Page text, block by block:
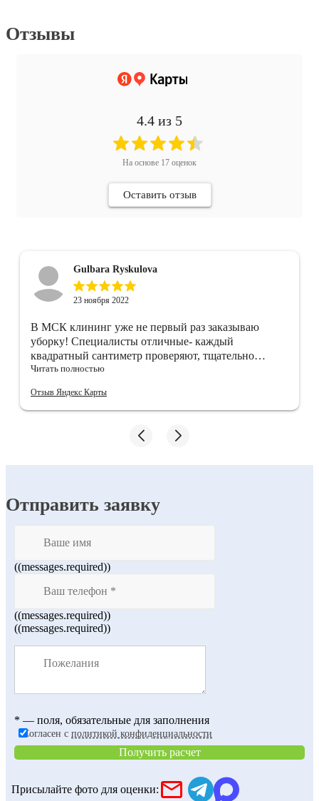
Отзывы
4.4 из 5
На основе 17 оценок
Оставить отзыв
Gulbara Ryskulova
23 ноября 2022
В МСК клининг уже не первый раз заказываю
уборку! Специалисты отличные- каждый
квадратный сантиметр проверяют, тщательно
убирают)) после них квартира ещё неделю пахнет
Читать полностью
Отзыв Яндекс Карты
Отправить заявку
((messages.required))
((messages.required))
((messages.required))
* — поля, обязательные для заполнения
Согласен с политикой конфиденциальности
Получить расчет
Присылайте фото для оценки: